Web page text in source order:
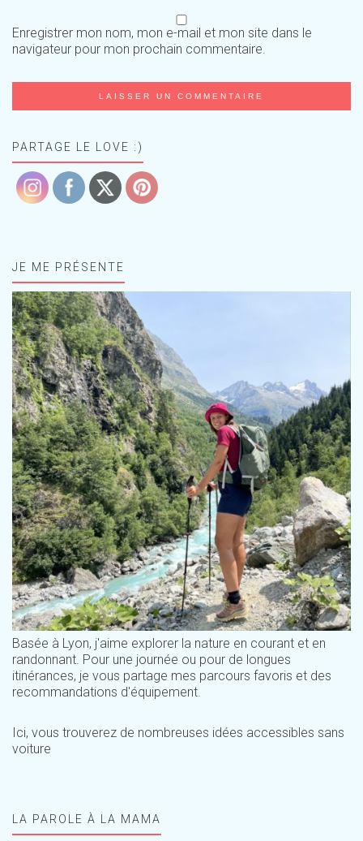
Enregistrer mon nom, mon e-mail et mon site dans le
navigateur pour mon prochain commentaire.
PARTAGE LE LOVE :)
JE ME PRÉSENTE
Basée à Lyon, j'aime explorer la nature en courant et en
randonnant. Pour une journée ou pour de longues
itinérances, je vous partage mes parcours favoris et des
recommandations d'équipement.
Ici, vous trouverez de nombreuses idées accessibles sans
voiture
LA PAROLE À LA MAMA